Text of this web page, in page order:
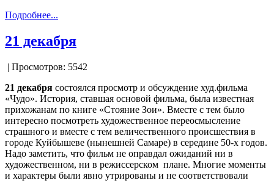
Подробнее...
21 декабря
| Просмотров: 5542
21 декабря состоялся просмотр и обсуждение худ.фильма
«Чудо». История, ставшая основой фильма, была известная
прихожанам по книге «Стояние Зои». Вместе с тем было
интересно посмотреть художественное переосмысление
страшного и вместе с тем величественного происшествия в
городе Куйбышеве (нынешней Самаре) в середине 50-х годов.
Надо заметить, что фильм не оправдал ожиданий ни в
художественном, ни в режиссерском плане. Многие моменты
и характеры были явно утрированы и не соответствовали